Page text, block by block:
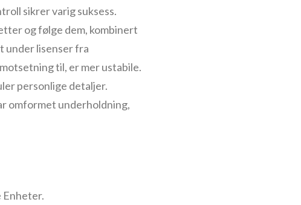
sikrer varig suksess.
og følge dem, kombinert
under lisenser fra
til, er mer ustabile.
personlige detaljer.
omformet underholdning,